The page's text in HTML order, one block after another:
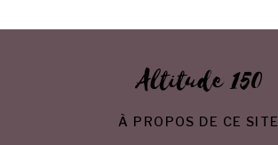
Altitude 150
À PROPOS DE CE SITE